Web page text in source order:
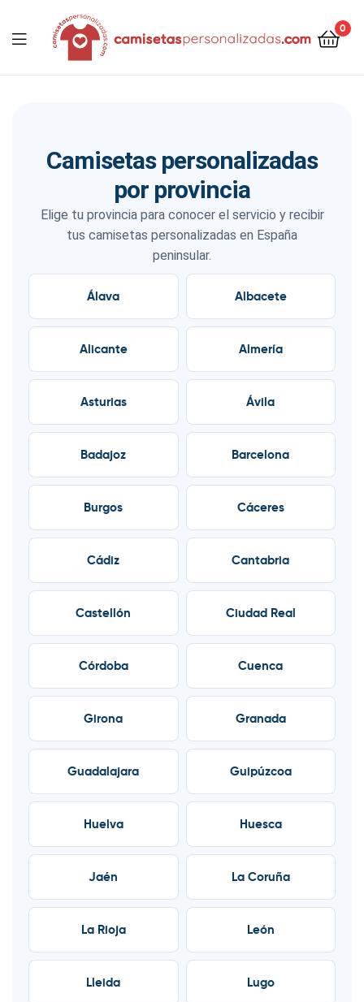
Camisetaspersonalizadas.com
0
Camisetas personalizadas
por provincia
Elige tu provincia para conocer el servicio y recibir
tus camisetas personalizadas en España
peninsular.
Álava Albacete
Alicante Almería
Asturias Ávila
Badajoz Barcelona
Burgos Cáceres
Cádiz Cantabria
Castellón Ciudad Real
Córdoba Cuenca
Girona Granada
Guadalajara Guipúzcoa
Huelva Huesca
Jaén La Coruña
La Rioja León
Lleida Lugo